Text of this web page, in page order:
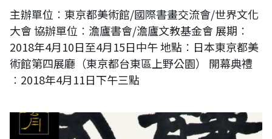
主辦單位︰東京都美術館/國際書畫交流會/世界文化
大會 協辦單位︰澹廬書會/澹廬文教基金會 展期︰
2018年4月10日至4月15日中午 地點︰日本東京都美
術館第四展廳（東京都台東區上野公園） 開幕典禮
︰2018年4月11日下午三點
靜觀有無一翁資雄八十大展